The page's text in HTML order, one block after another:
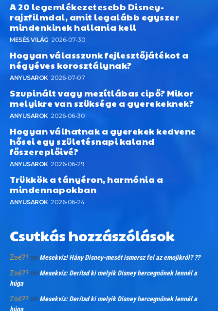
A 20 legemlékezetesebb Disney-
rajzfilmdal, amit legalább egyszer
mindenkinek hallania kell
MESÉS VILÁG 2026-07-30
Hogyan válasszunk fejlesztőjátékot a
négyéves korosztálynak?
ANYUSAROK 2026-07-07
Szupinált vagy mezítlábas cipő? Mikor
melyikre van szüksége a gyerekeknek?
ANYUSAROK 2026-06-30
Hogyan válhatnak a gyerekek kedvenc
hősei egy születésnapi kaland
főszereplőivé?
ANYUSAROK 2026-06-29
Trükkök a tányéron, harmónia a
mindennapokban
ANYUSAROK 2026-06-24
Csutkás hozzászólások
Zoé?? on Mesekvíz! Hány Disney-mesét ismersz fel az emojikról? ??
Zoé?? on Mesekvíz: Derítsd ki melyik Disney hercegnőnek lennél a
húga
Zoé?? on Mesekvíz: Derítsd ki melyik Disney hercegnőnek lennél a
húga